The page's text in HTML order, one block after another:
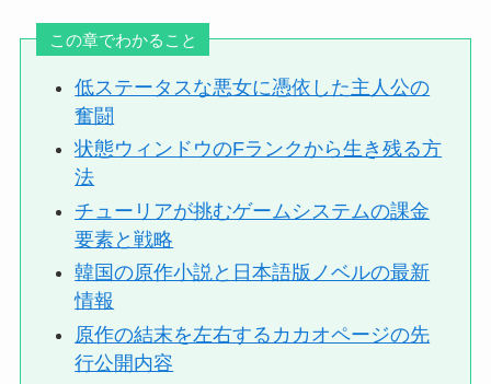
この章でわかること
低ステータスな悪女に憑依した主人公の
奮闘
状態ウィンドウのFランクから生き残る方
法
チューリアが挑むゲームシステムの課金
要素と戦略
韓国の原作小説と日本語版ノベルの最新
情報
原作の結末を左右するカカオページの先
行公開内容